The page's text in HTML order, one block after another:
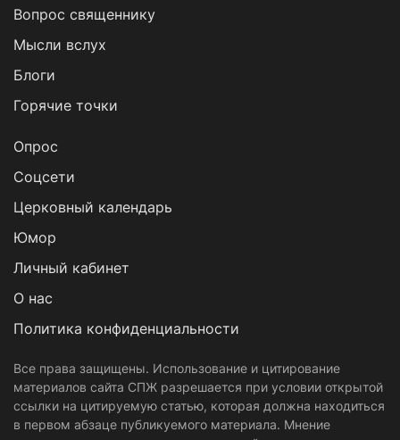
Вопрос священнику
Мысли вслух
Блоги
Горячие точки
Опрос
Cоцсети
Церковный календарь
Юмор
Личный кабинет
О нас
Политика конфиденциальности
Все права защищены. Использование и цитирование
материалов сайта СПЖ разрешается при условии открытой
ссылки на цитируемую статью, которая должна находиться
в первом абзаце публикуемого материала. Мнение